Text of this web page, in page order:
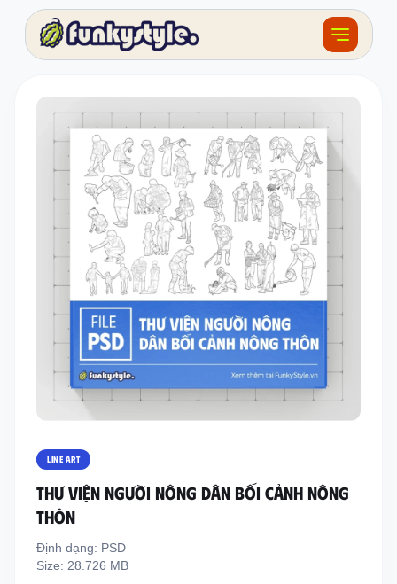
Khóa học
Tài nguyên
Sản phẩm
Giải thưởng
Đồ án
Feedback
F.BLOG
Địa chỉ:209/8D QL13, Phường Bình Thạnh,
Thành Phố Hồ Chí Minh, Việt Nam
Email:
LINE ART
THƯ VIỆN NGƯỜI NÔNG DÂN BỐI CẢNH NÔNG
THÔN
Định dạng: PSD
Size: 28.726 MB